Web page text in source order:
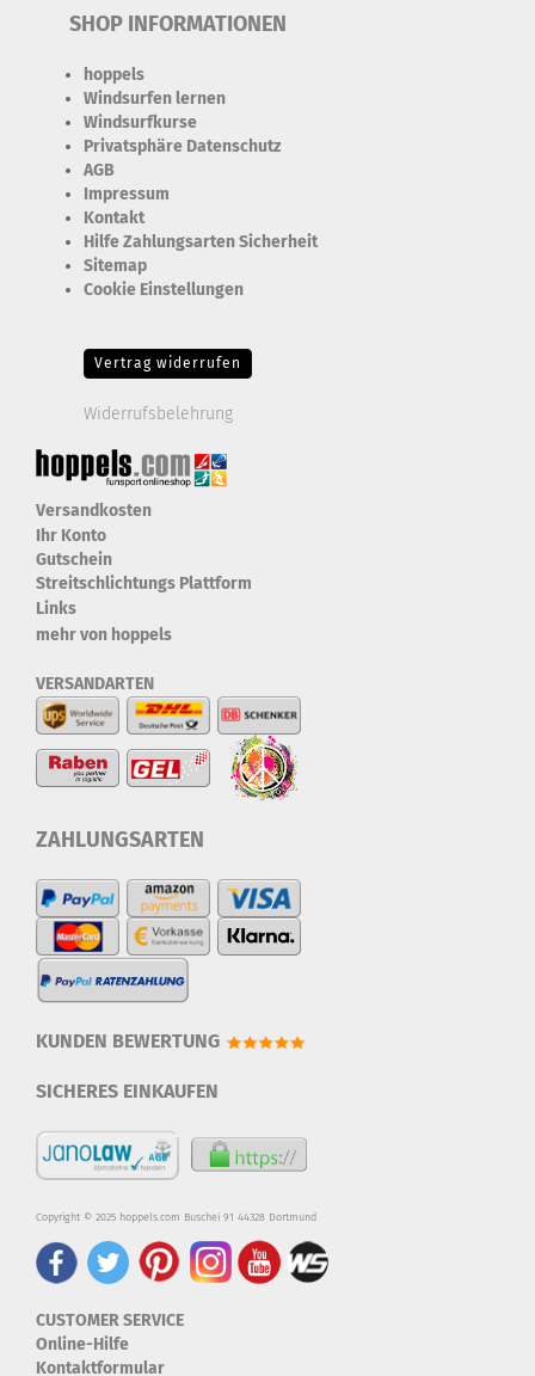
SHOP INFORMATIONEN
hoppels
Windsurfen lernen
Windsurfkurse
Privatsphäre Datenschutz
AGB
Impressum
Kontakt
Hilfe Zahlungsarten Sicherheit
Sitemap
Cookie Einstellungen
Vertrag widerrufen
Widerrufsbelehrung
Versandkosten
Ihr Konto
Gutschein
Streitschlichtungs Plattform
Links
mehr von hoppels
VERSANDARTEN
ZAHLUNGSARTEN
KUNDEN BEWERTUNG
SICHERES EINKAUFEN
Copyright © 2025 hoppels.com Buschei 91 44328 Dortmund
CUSTOMER SERVICE
Online-Hilfe
Kontaktformular